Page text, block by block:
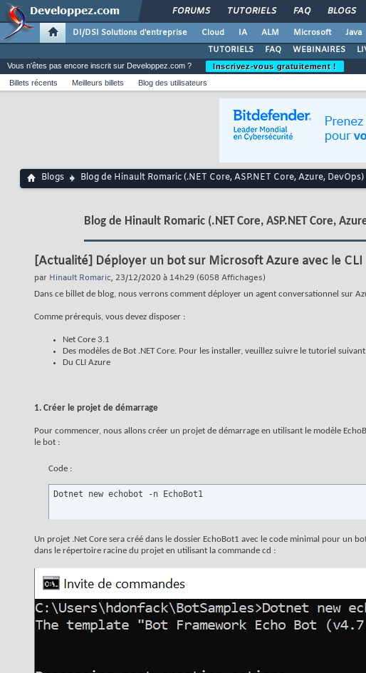
FORUMS TUTORIELS FAQ BLOGS
DI/DSI Solutions d'entreprise Cloud IA ALM Microsoft Java
TUTORIELS
FAQ WEBINAIRES
Vous n'êtes pas encore inscrit sur Developpez.com ?
Inscrivez-vous gratuitement !
Billets récents
Meilleurs billets Blog des utilisateurs
Blogs Blog de Hinault Romaric (.NET Core, ASP.NET Core, Azure, DevOps)
Blog de Hinault Romaric (.NET Core, ASP.NET Core,
[Actualité] Déployer un bot sur Microsoft Azure avec le CLI
par Hinault Romaric, 23/12/2020 à 14h29 (6058 Affichages)
Dans ce billet de blog, nous verrons comment déployer un agent conversationnel sur
Comme prérequis, vous devez disposer :
Net Core 3.1
Des modèles de Bot .NET Core. Pour les installer, veuillez suivre le tutoriel suivant
Du CLI Azure
1. Créer le projet de démarrage
Pour commencer, nous allons créer un projet de démarrage en utilisant le modèle
le bot :
Code :
Dotnet new echobot -n EchoBot1
Un projet .Net Core sera créé dans le dossier EchoBot1 avec le code minimal pour un
dans le répertoire racine du projet en utilisant la commande cd :